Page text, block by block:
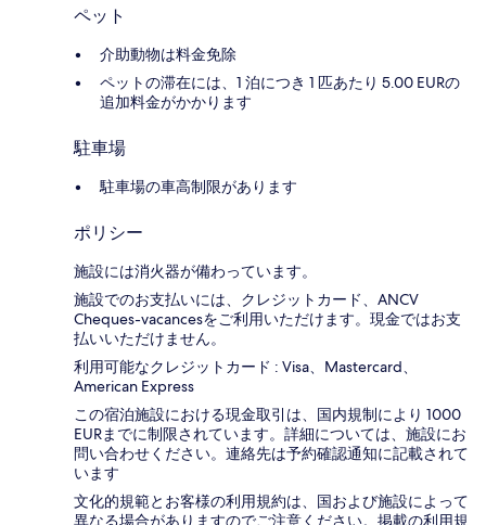
ペット
介助動物は料金免除
ペットの滞在には、1 泊につき 1 匹あたり 5.00 EURの
追加料金がかかります
駐車場
駐車場の車高制限があります
ポリシー
施設には消火器が備わっています。
施設でのお支払いには、クレジットカード、ANCV
Cheques-vacancesをご利用いただけます。現金ではお支
払いいただけません。
利用可能なクレジットカード : Visa、Mastercard、
American Express
この宿泊施設における現金取引は、国内規制により 1000
EURまでに制限されています。詳細については、施設にお
問い合わせください。連絡先は予約確認通知に記載されて
います
文化的規範とお客様の利用規約は、国および施設によって
異なる場合がありますのでご注意ください。掲載の利用規